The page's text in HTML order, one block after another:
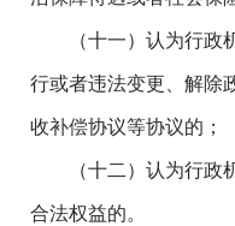
（十一）认为行
行或者违法变更、解除
收补偿协议等协议的；
（十二）认为行
合法权益的。